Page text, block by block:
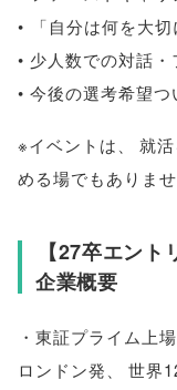
•
「自分は何を大
• 少人数での対話
• 今後の選考希望つ
※イベントは、
就
める場でもありま
【27卒エント
企業概要
・東証プライム上場
ロンドン発
世界